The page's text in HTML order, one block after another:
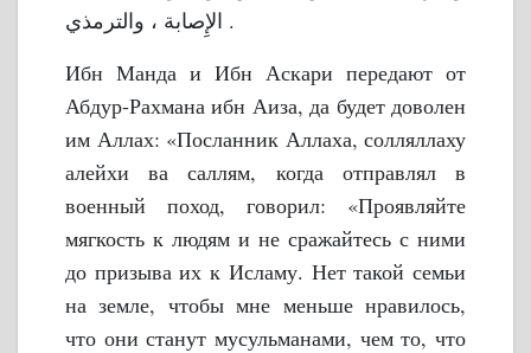
الإِصابة ، والترمذي .
Ибн Манда и Ибн Аскари передают от
Абдур-Рахмана ибн Аиза, да будет доволен
им Аллах: «Посланник Аллаха, солляллаху
алейхи ва саллям, когда отправлял в
военный поход, говорил: «Проявляйте
мягкость к людям и не сражайтесь с ними
до призыва их к Исламу. Нет такой семьи
на земле, чтобы мне меньше нравилось,
что они станут мусульманами, чем то, что